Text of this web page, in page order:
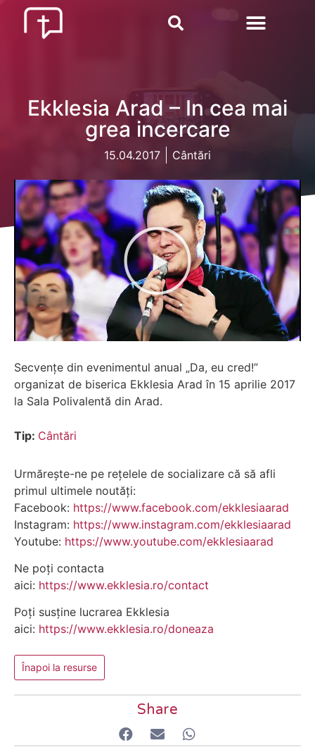
Ekklesia Arad – In cea mai
grea incercare
15.04.2017 Cântări
Secvențe din evenimentul anual „Da, eu cred!”
organizat de biserica Ekklesia Arad în 15 aprilie 2017
la Sala Polivalentă din Arad.
Tip: Cântări
Urmărește-ne pe rețelele de socializare că să afli
primul ultimele noutăți:
Facebook: https://www.facebook.com/ekklesiaarad
Instagram: https://www.instagram.com/ekklesiaarad
Youtube: https://www.youtube.com/ekklesiaarad
Ne poți contacta
aici: https://www.ekklesia.ro/contact
Poți susține lucrarea Ekklesia
aici: https://www.ekklesia.ro/doneaza
Înapoi la resurse
Share